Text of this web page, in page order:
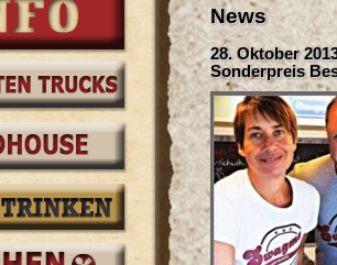
News
28. Oktober
Sonderpreis